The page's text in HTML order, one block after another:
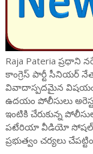
Raja Pateria ప్రధాని
కాంగ్రెస్ పార్టీ సీనియర్‌
వివాదాస్పదమైన విషయం
ఉదయం పోలీసులు
ఇంటికి చేరుకున్న
పటేరియా వీడియో సోషల్
ప్రభుత్వం చర్యలు